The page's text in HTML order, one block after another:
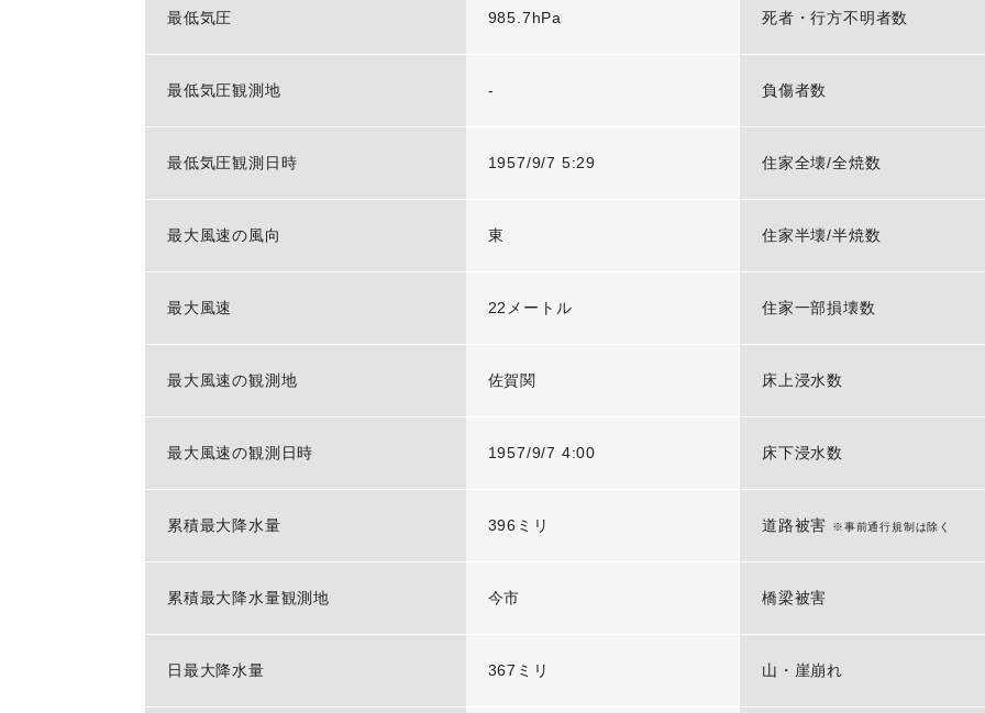
最低気圧 985.7hPa
最低気圧観測地 -
最低気圧観測日時 1957/9/7 5:29
最大風速の風向 東
最大風速 22メートル
最大風速の観測地 佐賀関
最大風速の観測日時 1957/9/7 4:00
累積最大降水量 396ミリ
累積最大降水量観測地 今市
日最大降水量 367ミリ
死者・行方不明者数
負傷者数
住家全壊/全焼数
住家半壊/半焼数
住家一部損壊数
床上浸水数
床下浸水数
道路被害 ※事前通行規制は除く
橋梁被害
山・崖崩れ